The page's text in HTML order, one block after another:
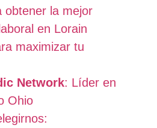
obtener la mejor
en Lorain
maximizar tu
Network: Líder en
Ohio